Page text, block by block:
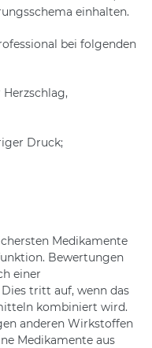
einhalten.
bei folgenden
Druck;
Medikamente
Bewertungen
einer
tritt auf, wenn das
kombiniert wird.
anderen Wirkstoffen
Medikamente aus